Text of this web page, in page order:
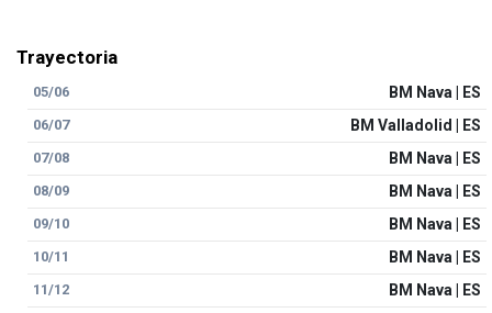
Trayectoria
05/06 BM Nava | ES
06/07 BM Valladolid | ES
07/08 BM Nava | ES
08/09 BM Nava | ES
09/10 BM Nava | ES
10/11 BM Nava | ES
11/12 BM Nava | ES